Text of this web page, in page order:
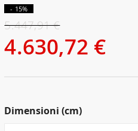
4.630,72 €
5.447,91 €
- 15%
Dimensioni (cm)